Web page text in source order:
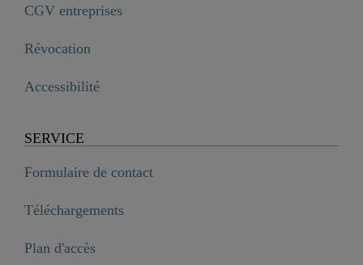
CGV entreprises
Révocation
Accessibilité
SERVICE
Formulaire de contact
Téléchargements
Plan d'accès